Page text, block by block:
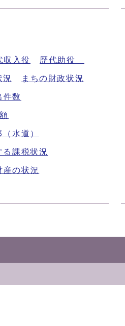
収入役 歴代助役
況 まちの財政状況
件数
水道）
る課税状況
産の状況